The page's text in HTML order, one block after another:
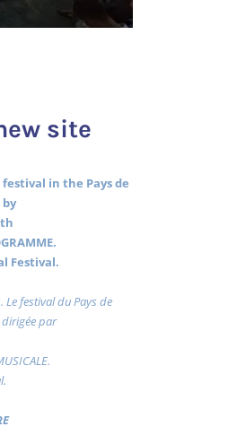
site
in the Pays de
Festival.
festival du Pays de
par